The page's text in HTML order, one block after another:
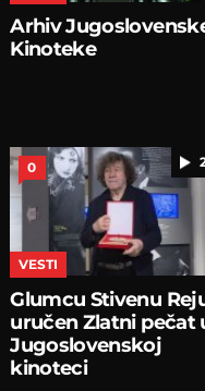
Arhiv
Kinoteke
0
VESTI
Glumcu Stivenu
uručen Zlatni pečat
Jugoslovenskoj
kinoteci